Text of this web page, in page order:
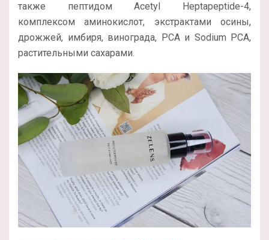
также пептидом Acetyl Heptapeptide-4,
комплексом аминокислот, экстрактами осины,
дрожжей, имбиря, винограда, PCA и Sodium PCA,
растительными сахарами.